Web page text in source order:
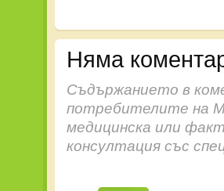
Няма
Съдържанието в
потребителите на
медицинска или
консултация със